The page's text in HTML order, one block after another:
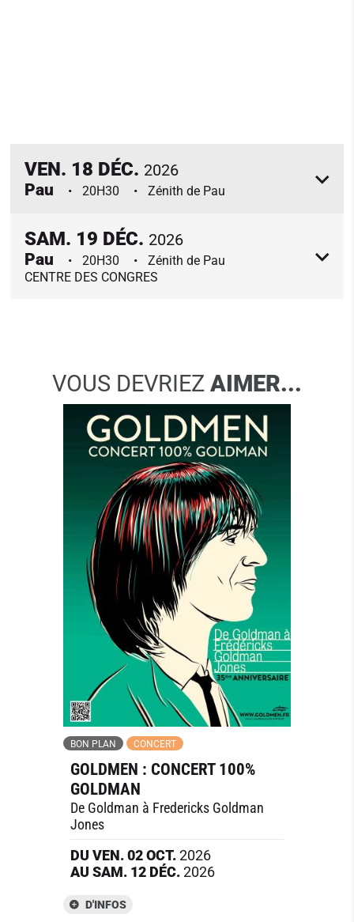
VEN. 18 DÉC. 2026
Pau
20H30 Zénith de Pau
SAM. 19 DÉC. 2026
Pau
20H30
Zénith de Pau
CENTRE DES CONGRES
VOUS DEVRIEZ AIMER...
BON PLAN CONCERT
GOLDMEN : CONCERT 100%
GOLDMAN
De Goldman à Fredericks Goldman
Jones
DU VEN.02OCT.2026
AU SAM. 12 DÉC.2026
D'INFOS